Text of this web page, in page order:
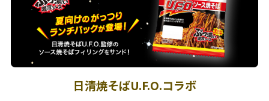
日清焼そばU.F.O.コラボ